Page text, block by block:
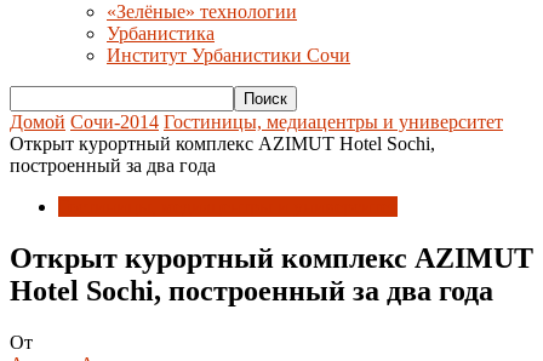
«Зелёные» технологии
Урбанистика
Институт Урбанистики Сочи
Домой Сочи-2014 Гостиницы, медиацентры и университет
Открыт курортный комплекс AZIMUT Hotel Sochi,
построенный за два года
Открыт курортный комплекс AZIMUT
Hotel Sochi, построенный за два года
От